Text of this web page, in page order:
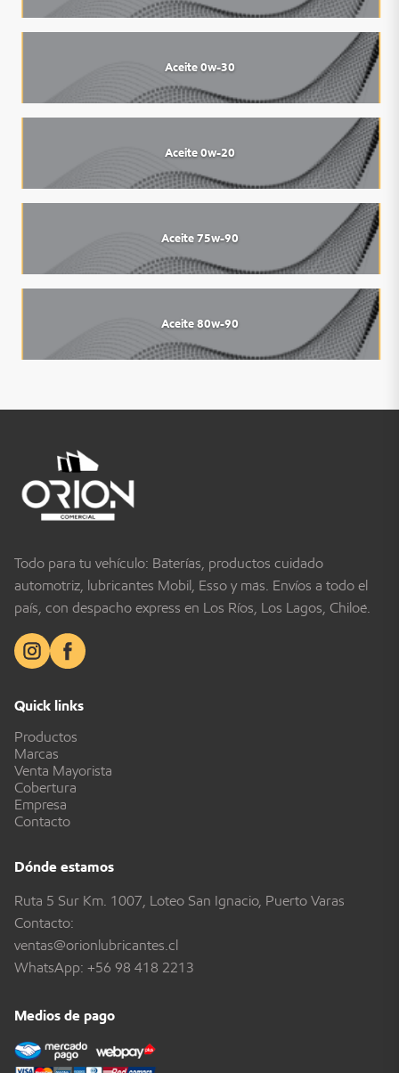
Aceite 0w-30
Aceite 0w-20
Aceite 75w-90
Aceite 80w-90
Todo para tu vehículo: Baterías, productos cuidado
automotriz, lubricantes Mobil, Esso y más. Envíos a todo el
país, con despacho express en Los Ríos, Los Lagos, Chiloé.
Quick links
Productos
Marcas
Venta Mayorista
Cobertura
Empresa
Contacto
Dónde estamos
Ruta 5 Sur Km. 1007, Loteo San Ignacio, Puerto Varas
Contacto:
ventas@orionlubricantes.cl
WhatsApp: +56 98 418 2213
Medios de pago